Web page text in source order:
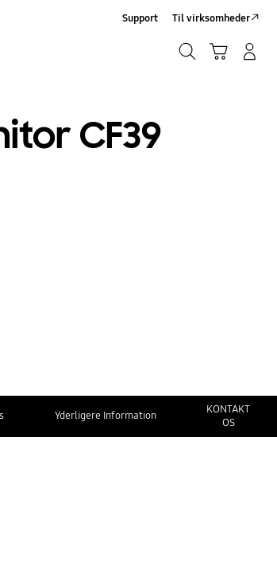
Support Til virksomheder
CF39
Yderligere Information
KONTAKT
OS